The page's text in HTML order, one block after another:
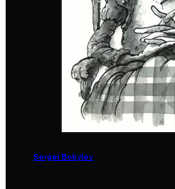
Sergei Bobylev